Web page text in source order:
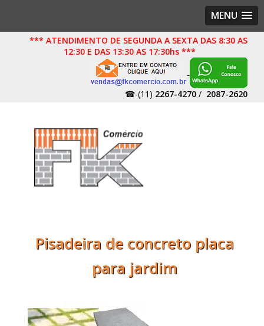
MENU
*** ATENDIMENTO DE SEGUNDA A SEXTA DAS 8:30 AS
12:30 E DAS 13:30 AS 17:30hs ***
☎-(11) 2267-4270/ 2087-2620
Pisadeira de concreto placa
para jardim